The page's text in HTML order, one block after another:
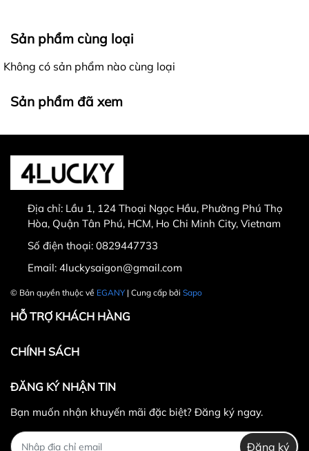
Lưu ý:
trải nghiệm mua sắm tốt nhất, các sản phẩm của
hàng nguyên mới, chất lượng, đúng với thông tin mô tả
Thời gian đổi hàng trong vòng từ
ngày nhận hàng.
Thời gian được tính từ thời điểm xuất hóa đơn.
Sản phẩm chưa qua sử dụng, không bị dơ bẩn, còn
nguyên tem mác, hộp / bao bì sản phẩm đi kèm
(nếu có).
Sản phẩm được chọn để đổi phải có
Không hoàn lại tiền thừa
phẩm đổi.
Sản phẩm cùng loại
Không có sản phẩm nào cùng loại
Sản phẩm đã xem
Địa chỉ: Lầu 1, 124 Thoại Ngọc Hầu, Phường Phú Thọ
Hòa, Quận Tân Phú, HCM, Ho Chi Minh City, Vietnam
Số điện thoại: 0829447733
Email: 4luckysaigon@gmail.com
© Bản quyền thuộc về EGANY| Cung cấp bởi Sapo
HỖ TRỢ KHÁCH HÀNG
CHÍNH SÁCH
ĐĂNG KÝ NHẬN TIN
Bạn muốn nhận khuyến mãi đặc biệt? Đăng ký ngay.
Đăng ký